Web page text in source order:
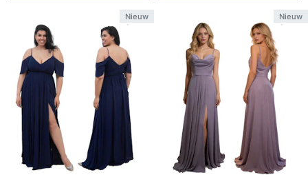
Nieuw Nieuw